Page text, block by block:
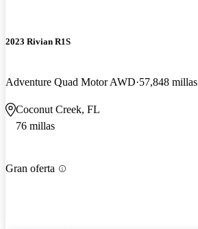
2023 Rivian R1S
Adventure Quad Motor AWD 57,848 millas
Coconut Creek, FL
76 millas
Gran oferta